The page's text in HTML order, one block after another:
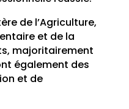
de l’Agriculture,
et de la
majoritairement
également des
et de